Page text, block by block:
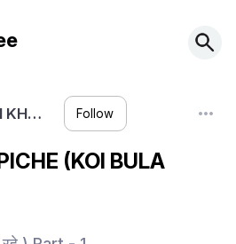
KH… Follow
(KOI BULA